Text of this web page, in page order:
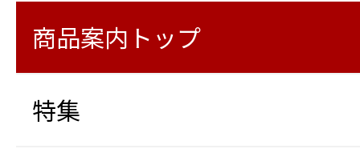
商品案内トップ
特集